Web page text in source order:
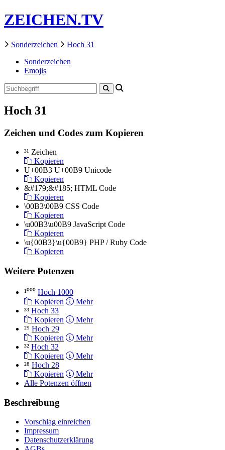
ZEICHEN.TV
Sonderzeichen
Hoch 31
Sonderzeichen
Emojis
Hoch 31
Zeichen und Codes zum Kopieren
³¹ Zeichen
Kopieren
U+00B3 U+00B9 Unicode
Kopieren
&#179;&#185; HTML Code
Kopieren
\00B3\00B9 CSS Code
Kopieren
\u00B3\u00B9 JavaScript Code
Kopieren
\u{00B3}\u{00B9} PHP / Ruby Code
Kopieren
Weitere Potenzen
¹⁰⁰⁰ Hoch 1000
Kopieren
Mehr
³³ Hoch 33
Kopieren
Mehr
²⁹ Hoch 29
Kopieren
Mehr
³² Hoch 32
Kopieren
Mehr
²⁸ Hoch 28
Kopieren
Mehr
Alle Potenzen öffnen
Beschreibung
Vorschlag einreichen
Impressum
Datenschutzerklärung